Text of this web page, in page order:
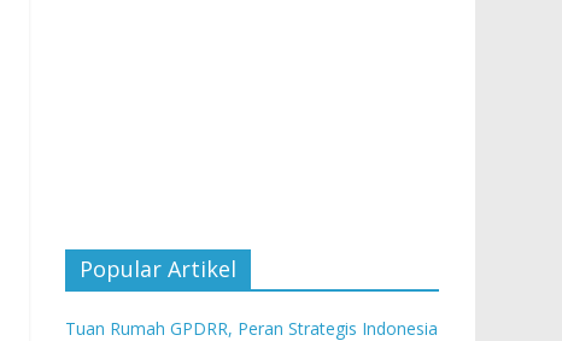
Popular Artikel
Tuan Rumah GPDRR, Peran Strategis Indonesia